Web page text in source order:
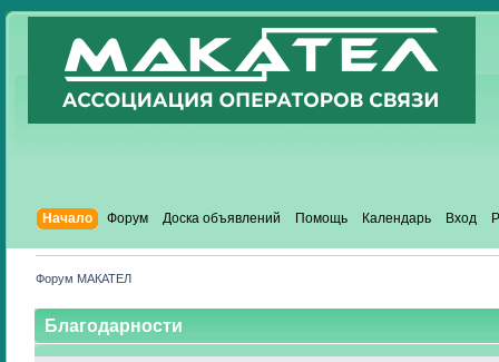
Начало Форум Доска объявлений Помощь Календарь Вход
Форум МАКАТЕЛ
Благодарности